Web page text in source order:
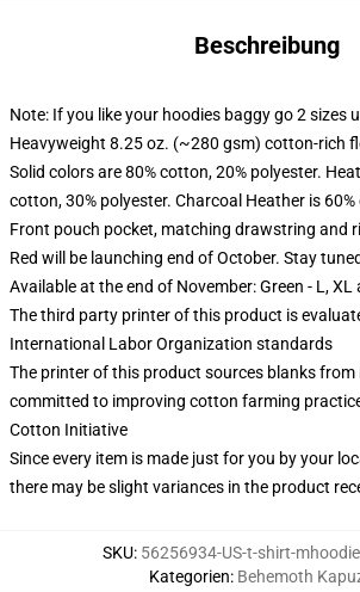
Beschreibung
Note: If you like your hoodies baggy go 2 sizes
Heavyweight 8.25 oz. (~280 gsm) cotton-rich
Solid colors are 80% cotton, 20% polyester.
cotton, 30% polyester. Charcoal Heather is
Front pouch pocket, matching drawstring and
Red will be launching end of October. Stay
Available at the end of November: Green - L, XL
The third party printer of this product is
International Labor Organization standards
The printer of this product sources blanks
committed to improving cotton farming
Cotton Initiative
Since every item is made just for you by your
there may be slight variances in the product
SKU: 56256934-US-t-shirt-
Kategorien: Behemoth